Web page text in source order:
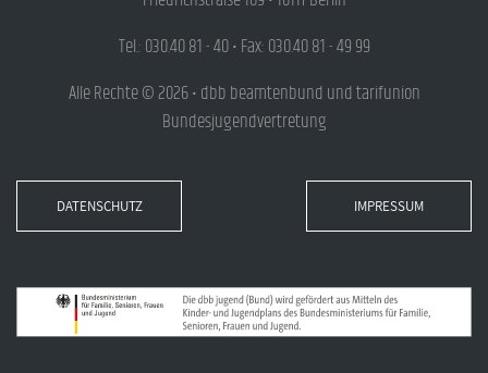
Tel.: 030.40 81 - 40 • Fax: 030.40 81 - 49 99
Alle Rechte © 2026 • dbb beamtenbund und tarifunion
Bundesjugendvertretung
DATENSCHUTZ IMPRESSUM